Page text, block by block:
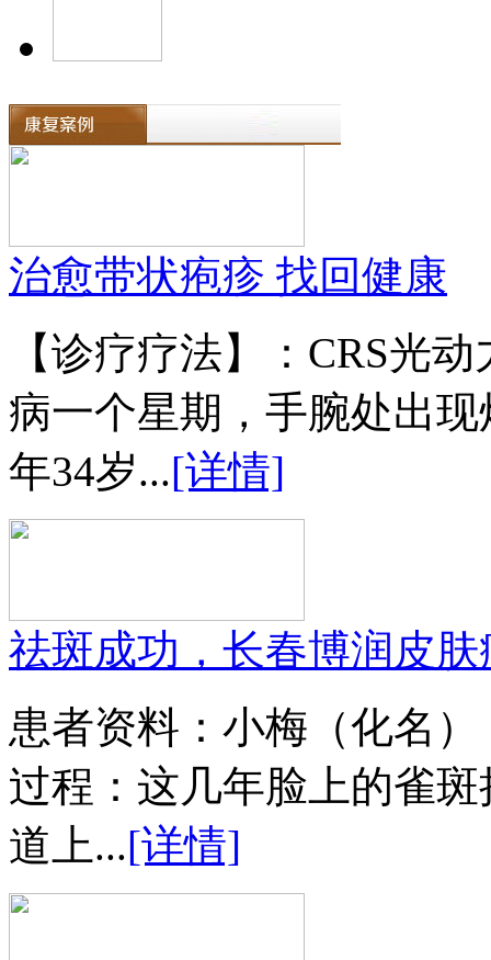
治愈带状疱疹 找回健康
【诊疗疗法】：CRS光
病一个星期，手腕处出
年34岁...[详情]
祛斑成功，长春博润皮
患者资料：小梅（化名
过程：这几年脸上的雀
道上...[详情]